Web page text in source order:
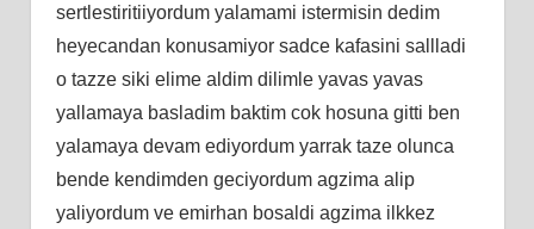
sertlestiritiiyordum yalamami istermisin dedim
heyecandan konusamiyor sadce kafasini sallladi
o tazze siki elime aldim dilimle yavas yavas
yallamaya basladim baktim cok hosuna gitti ben
yalamaya devam ediyordum yarrak taze olunca
bende kendimden geciyordum agzima alip
yaliyordum ve emirhan bosaldi agzima ilkkez